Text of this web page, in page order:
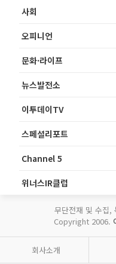
사회
오피니언
문화·라이프
뉴스발전소
이투데이TV
스페셜리포트
Channel 5
위너스IR클럽
무단전재 및 수집,
Copyright 2006.
회사소개